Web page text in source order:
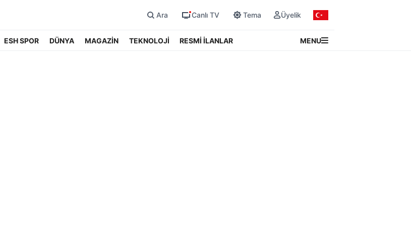
Ara Canlı TV Tema Üyelik
ESH SPOR DÜNYA MAGAZİN TEKNOLOJİ RESMİ İLANLAR MENU